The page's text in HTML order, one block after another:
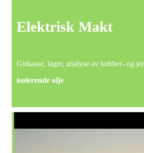
Elektrisk Makt
Girkasse, lager, analyse av kobber- og
isolerende olje